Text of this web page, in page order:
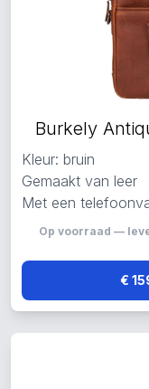
Burkely
Kleur: bruin
Gemaakt van leer
Met een
Op voorraad —
€